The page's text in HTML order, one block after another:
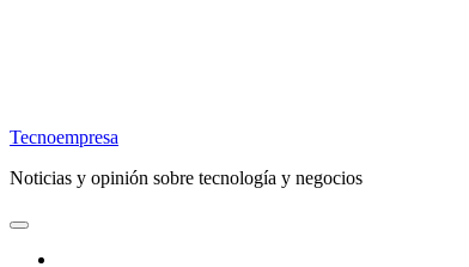
Tecnoempresa
Noticias y opinión sobre tecnología y negocios